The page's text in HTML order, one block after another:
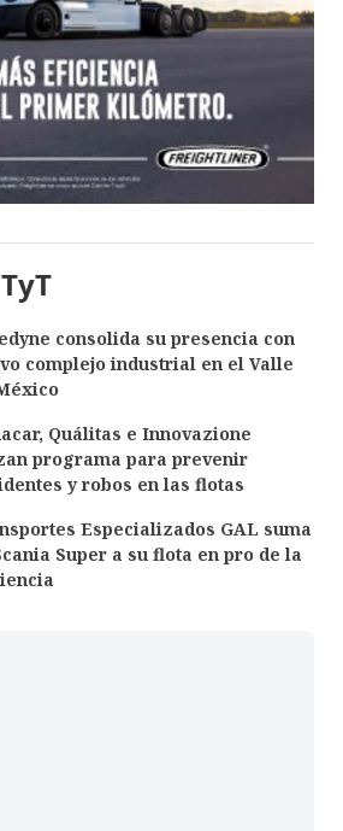
consolida su presencia con
complejo industrial en el Valle
Quálitas e Innovazione
programa para prevenir
y robos en las flotas
Especializados GAL suma
Super a su flota en pro de la